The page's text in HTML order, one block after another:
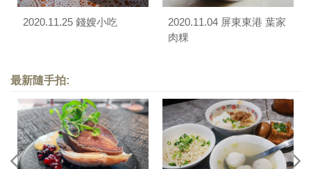
2020.11.25 錢嫂小吃
2020.11.04 屏東東港 葉家
肉粿
最新隨手拍: